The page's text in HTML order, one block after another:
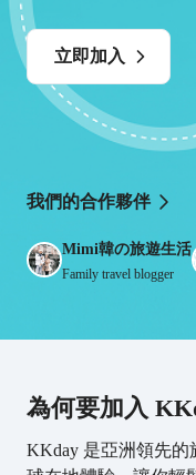
立即加入
我們的合作夥伴
Mimi韓の旅遊生活
Family travel blogger
為何要加入
KKday 是亞洲領先